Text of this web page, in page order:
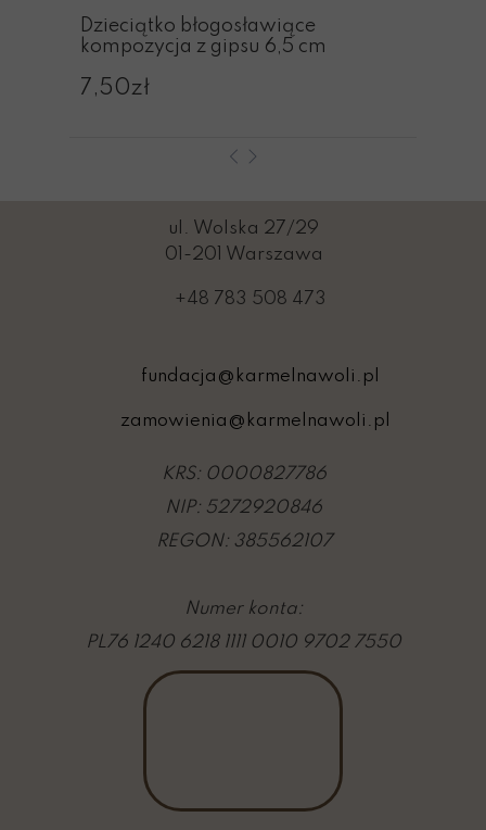
Dzieciątko błogosławiące
kompozycja z gipsu 6,5 cm
7,50zł
+48 783 508 473
zamowienia@karmelnawoli.pl
fundacja@karmelnawoli.pl
ul. Wolska 27/29
01-201 Warszawa
KRS: 0000827786
NIP: 5272920846
REGON: 385562107
Numer konta:
PL76 1240 6218 1111 0010 9702 7550